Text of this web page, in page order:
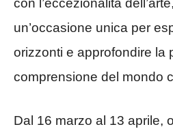
con l’eccezionalità
un’occasione unica per
orizzonti e approfondire la
comprensione del mondo
Dal 16 marzo al 13 aprile,